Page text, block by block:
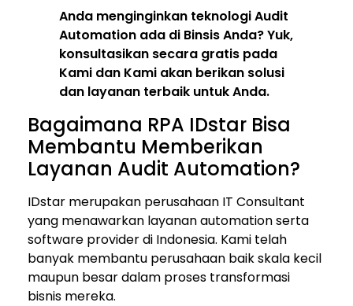
Anda menginginkan teknologi Audit
Automation ada di Binsis Anda? Yuk,
konsultasikan secara gratis pada
Kami dan Kami akan berikan solusi
dan layanan terbaik untuk Anda.
Bagaimana RPA IDstar Bisa
Membantu Memberikan
Layanan Audit Automation?
IDstar merupakan perusahaan IT Consultant
yang menawarkan layanan automation serta
software provider di Indonesia. Kami telah
banyak membantu perusahaan baik skala kecil
maupun besar dalam proses transformasi
bisnis mereka.